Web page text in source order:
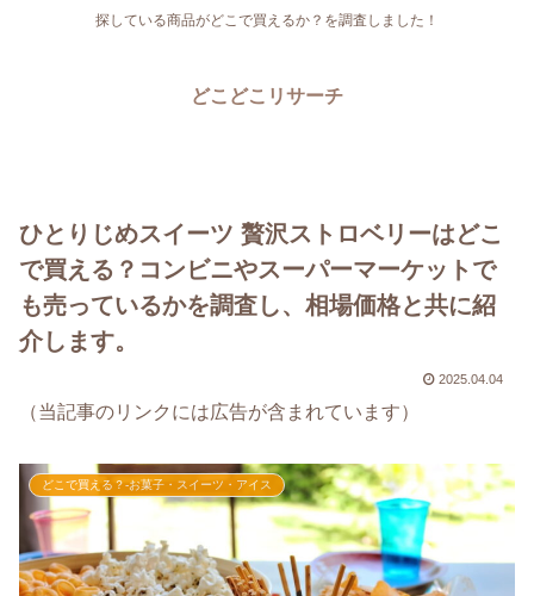
探している商品がどこで買えるか？を調査しました！
どこどこリサーチ
ひとりじめスイーツ 贅沢ストロベリーはどこ
で買える？コンビニやスーパーマーケットで
も売っているかを調査し、相場価格と共に紹
介します。
2025.04.04
（当記事のリンクには広告が含まれています）
どこで買える？-お菓子・スイーツ・アイス